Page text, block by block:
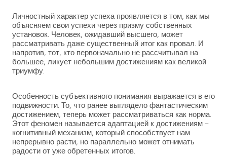
Личностный характер успеха проявляется в том, как мы
объясняем свои успехи через призму собственных
установок. Человек, ожидавший высшего, может
рассматривать даже существенный итог как провал. И
напротив, тот, кто первоначально не рассчитывал на
большее, ликует небольшим достижениям как великой
триумфу.
Особенность субъективного понимания выражается в его
подвижности. То, что ранее выглядело фантастическим
достижением, теперь может рассматриваться как норма.
Этот феномен называется адаптацией к достижениям –
когнитивный механизм, который способствует нам
непрерывно расти, но параллельно может отнимать
радости от уже обретенных итогов.